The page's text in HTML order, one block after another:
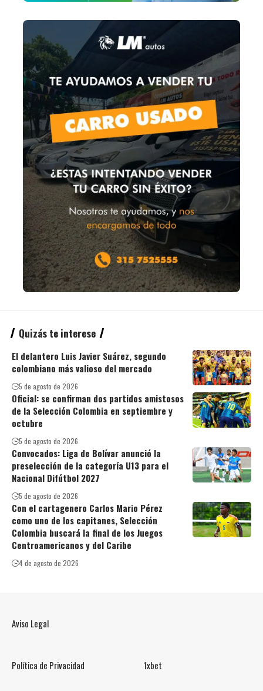
Quizás te interese
El delantero Luis Javier Suárez, segundo
colombiano más valioso del mercado
5 de agosto de 2026
Oficial: se confirman dos partidos amistosos
de la Selección Colombia en septiembre y
octubre
5 de agosto de 2026
Convocados: Liga de Bolívar anunció la
preselección de la categoría U13 para el
Nacional Difútbol 2027
5 de agosto de 2026
Con el cartagenero Carlos Mario Pérez
como uno de los capitanes, Selección
Colombia buscará la final de los Juegos
Centroamericanos y del Caribe
4 de agosto de 2026
Aviso Legal
Política de Privacidad 1xbet